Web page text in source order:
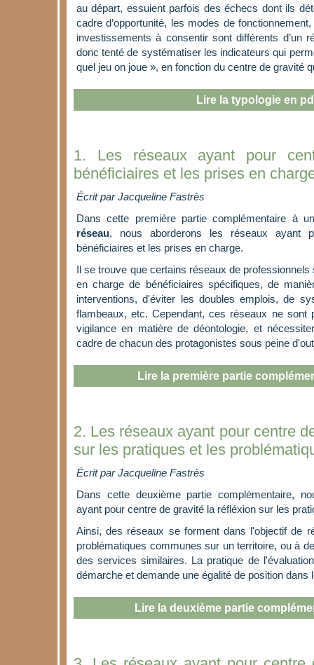
au départ, essuient parfois des échecs dont ils
cadre d’opportunité, les modes de
investissements à consentir sont différents d’un
donc tenté de systématiser les indicateurs qui
quel jeu on joue », en fonction du centre de gravité
Lire la typologie en
1. Les réseaux ayant pour
bénéficiaires et les prises en
Écrit par Jacqueline Fastrès
Dans cette première partie complémentaire à
réseau, nous aborderons les réseaux ayant
bénéficiaires et les prises en charge.
Il se trouve que certains réseaux de
en charge de bénéficiaires spécifiques, de
interventions, d'éviter les doubles emplois, de
flambeaux, etc. Cependant, ces réseaux ne sont
vigilance en matière de déontologie, et
cadre de chacun des protagonistes sous peine
Lire la première partie
2. Les réseaux ayant pour centre
sur les pratiques et les
Écrit parJacqueline Fastrès
Dans cette deuxième partie complémentaire,
ayant pour centre de gravité la réfléxion sur les
Ainsi, des réseaux se forment dans l'objectif de
problématiques communes sur un territoire, ou à
des services similaires. La pratique de
démarche et demande une égalité de position dans
Lire la deuxième partie